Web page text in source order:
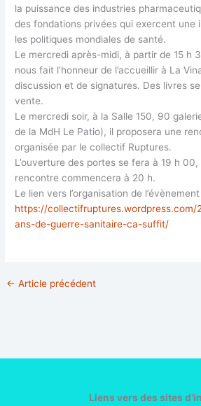
la puissance des industries
des fondations privées qui exercent une
les politiques mondiales de santé.
Le mercredi après-midi, à partir de 15 h
nous fait l’honneur de l’accueillir à La
discussion et de signatures. Des livres
vente.
Le mercredi soir, à la Salle 150, 90
de la MdH Le Patio), il proposera une
organisée par le collectif Ruptures.
L’ouverture des portes se fera à 19 h
rencontre commencera à 20 h.
Le lien vers l’organisation de l’évènement
https://
ans-de-guerre-sanitaire-ca-suffit/
← Article précédent
Liens vers des sites